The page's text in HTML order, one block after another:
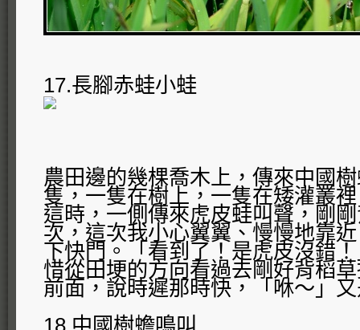
17.長腳赤蛙小蛙
農田邊的幾棵喬木上，傳來中國
隻，一隻在樹上，一隻在矮灌叢
這時，一側傳來虎皮蛙叫聲，剛
次，這次我小心翼翼、慢慢地靠
下快門。「看到了！是虎皮沒錯
惜從田埂的方向看過去剛好背稻
前面，說時遲那時快，「咻～」
18.中國樹蟾鳴叫